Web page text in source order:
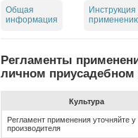
Общая
информация
Инструкция
Регламенты
личном приусадебном
Культура
Регламент применения уточняйте у
производителя